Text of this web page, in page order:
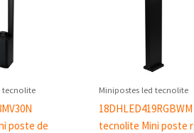
tecnolite
poste de
Minipostes led tecnolite
18DHLED419RGBWM
tecnolite Mini poste